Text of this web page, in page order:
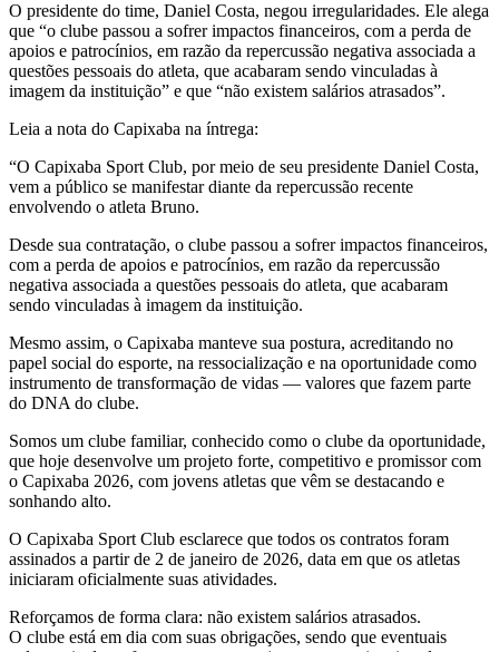
O presidente do time, Daniel Costa, negou irregularidades. Ele alega
que “o clube passou a sofrer impactos financeiros, com a perda de
apoios e patrocínios, em razão da repercussão negativa associada a
questões pessoais do atleta, que acabaram sendo vinculadas à
imagem da instituição” e que “não existem salários atrasados”.
Leia a nota do Capixaba na íntrega:
“O Capixaba Sport Club, por meio de seu presidente Daniel Costa,
vem a público se manifestar diante da repercussão recente
envolvendo o atleta Bruno.
Desde sua contratação, o clube passou a sofrer impactos financeiros,
com a perda de apoios e patrocínios, em razão da repercussão
negativa associada a questões pessoais do atleta, que acabaram
sendo vinculadas à imagem da instituição.
Mesmo assim, o Capixaba manteve sua postura, acreditando no
papel social do esporte, na ressocialização e na oportunidade como
instrumento de transformação de vidas — valores que fazem parte
do DNA do clube.
Somos um clube familiar, conhecido como o clube da oportunidade,
que hoje desenvolve um projeto forte, competitivo e promissor com
o Capixaba 2026, com jovens atletas que vêm se destacando e
sonhando alto.
O Capixaba Sport Club esclarece que todos os contratos foram
assinados a partir de 2 de janeiro de 2026, data em que os atletas
iniciaram oficialmente suas atividades.
Reforçamos de forma clara: não existem salários atrasados.
O clube está em dia com suas obrigações, sendo que eventuais